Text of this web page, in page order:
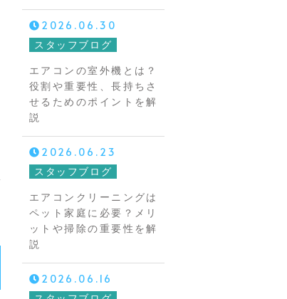
2026.06.30
スタッフブログ
エアコンの室外機とは？
役割や重要性、長持ちさ
せるためのポイントを解
説
2026.06.23
スタッフブログ
エアコンクリーニングは
ペット家庭に必要？メリ
ットや掃除の重要性を解
説
2026.06.16